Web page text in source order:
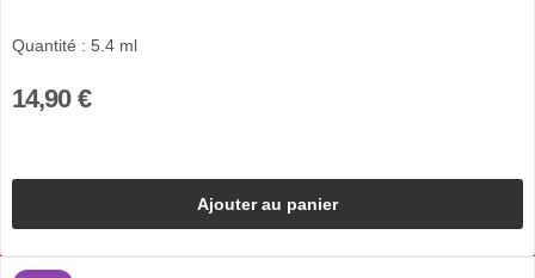
Quantité : 5.4 ml
14,90 €
Ajouter au panier